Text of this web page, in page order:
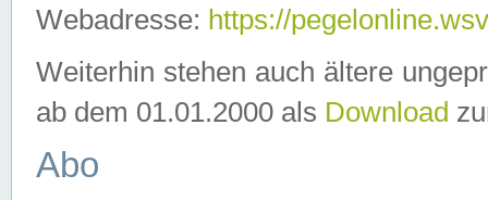
Webadresse: https://
Weiterhin stehen auch ältere
ab dem 01.01.2000 als Download
Abo